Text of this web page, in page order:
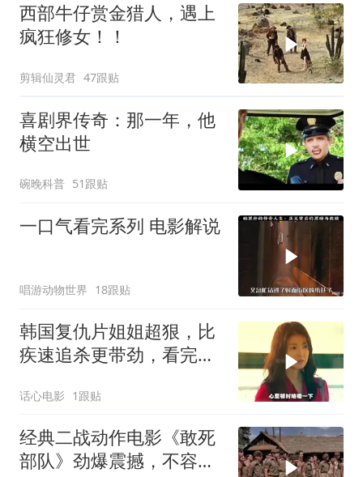
西部牛仔赏金猎人，遇上
疯狂修女！！
剪辑仙灵君 47跟贴
喜剧界传奇：那一年，他
横空出世
碗晚科普 51跟贴
一口气看完系列 电影解说
唱游动物世界 18跟贴
韩国复仇片姐姐超狠，比
疾速追杀更带劲，看完三
话心电影 1跟贴
经典二战动作电影《敢死
部队》劲爆震撼，不容错